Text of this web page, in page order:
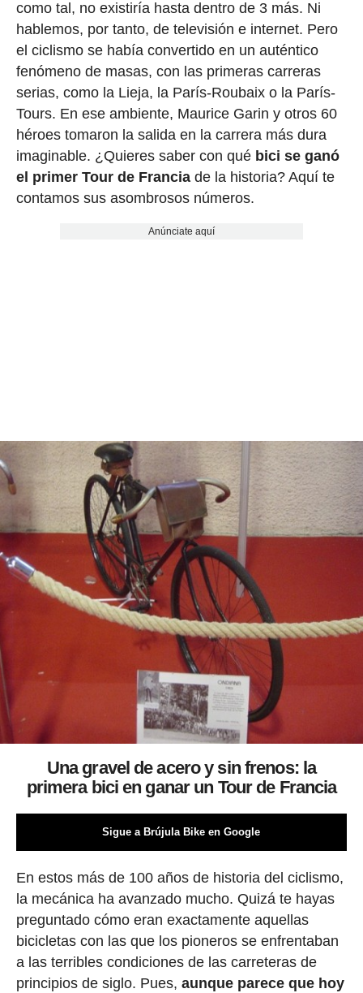
como tal, no existiría hasta dentro de 3 más. Ni
hablemos, por tanto, de televisión e internet. Pero
el ciclismo se había convertido en un auténtico
fenómeno de masas, con las primeras carreras
serias, como la Lieja, la París-Roubaix o la París-
Tours. En ese ambiente, Maurice Garin y otros 60
héroes tomaron la salida en la carrera más dura
imaginable. ¿Quieres saber con qué bici se ganó
el primer Tour de Franciade la historia? Aquí te
contamos sus asombrosos números.
Anúnciate aquí
Una gravel de acero y sin frenos: la
primera bici en ganar un Tour de Francia
Sigue a Brújula Bike en Google
En estos más de 100 años de historia del ciclismo,
la mecánica ha avanzado mucho. Quizá te hayas
preguntado cómo eran exactamente aquellas
bicicletas con las que los pioneros se enfrentaban
a las terribles condiciones de las carreteras de
principios de siglo. Pues, aunque parece que hoy